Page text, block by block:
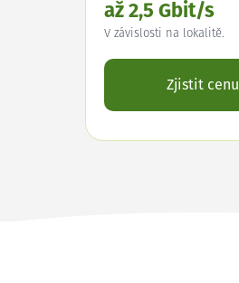
až 2,5 Gbit/s
V závislosti na lokalitě.
Zjistit cenu